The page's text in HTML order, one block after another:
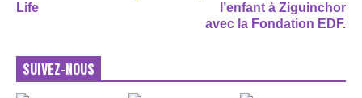
Life
l’enfant à Ziguinchor
avec la Fondation EDF.
SUIVEZ-NOUS